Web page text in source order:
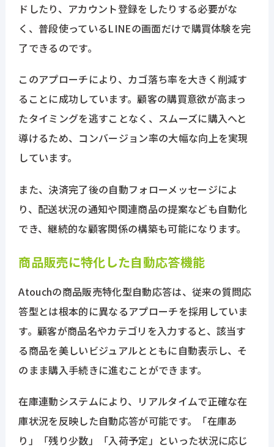
ドしたり、アカウント登録をしたりする必要がな
く、普段使っているLINEの画面だけで購買体験を完
了できるのです。
このアプローチにより、カゴ落ち率を大きく削減す
ることに成功しています。顧客の購買意欲が高まっ
たタイミングを逃すことなく、スムーズに購入へと
導けるため、コンバージョン率の大幅な向上を実現
しています。
また、決済完了後の自動フォローメッセージによ
り、配送状況の通知や関連商品の提案なども自動化
でき、継続的な顧客関係の構築も可能になります。
商品販売に特化した自動応答機能
Atouchの商品販売特化型自動応答は、従来の質問応
答型とは根本的に異なるアプローチを採用していま
す。顧客が商品名やカテゴリを入力すると、該当す
る商品を美しいビジュアルとともに自動表示し、そ
のまま購入手続きに進むことができます。
在庫連動システムにより、リアルタイムで正確な在
庫状況を反映した自動応答が可能です。「在庫あ
り」「残り少数」「入荷予定」といった状況に応じ